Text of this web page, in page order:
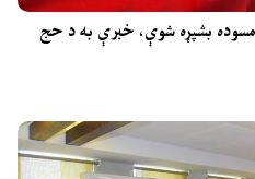
بشپړه شوې، خبرې به د حج